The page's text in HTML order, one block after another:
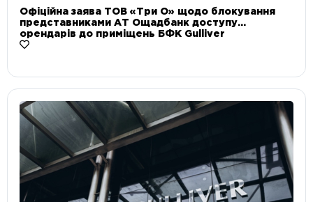
Офіційна заява ТОВ «Три О» щодо блокування
представниками АТ Ощадбанк доступу
орендарів до приміщень БФК Gulliver